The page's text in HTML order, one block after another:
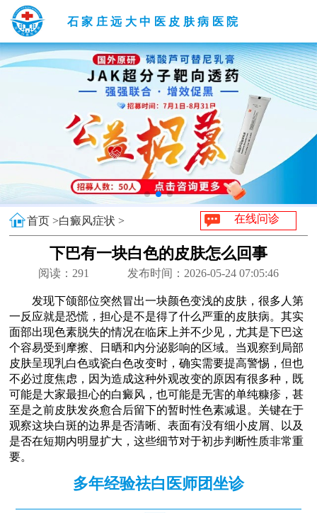
石家庄远大中医皮肤病医院
首页 >白癜风症状 > 在线问诊
下巴有一块白色的皮肤怎么回事
阅读： 291 发布时间：2026-05-24 07:05:46
发现下颌部位突然冒出一块颜色变浅的皮肤，很多人第
一反应就是恐慌，担心是不是得了什么严重的皮肤病。其实
面部出现色素脱失的情况在临床上并不少见，尤其是下巴这
个容易受到摩擦、日晒和内分泌影响的区域。当观察到局部
皮肤呈现乳白色或瓷白色改变时，确实需要提高警惕，但也
不必过度焦虑，因为造成这种外观改变的原因有很多种，既
可能是大家最担心的白癜风，也可能是无害的单纯糠疹，甚
至是之前皮肤发炎愈合后留下的暂时性色素减退。关键在于
观察这块白斑的边界是否清晰、表面有没有细小皮屑、以及
是否在短期内明显扩大，这些细节对于初步判断性质非常重
要。
多年经验祛白医师团坐诊